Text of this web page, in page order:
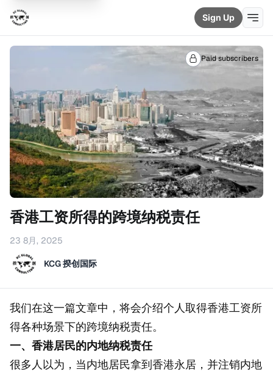
Sign Up
Paid subscribers
香港工资所得的跨境纳税责任
23 8月, 2025
KCG 揆创国际
我们在这一篇文章中，将会介绍个人取得香港工资所
得各种场景下的跨境纳税责任。
一、香港居民的内地纳税责任
很多人以为，当内地居民拿到香港永居，并注销内地